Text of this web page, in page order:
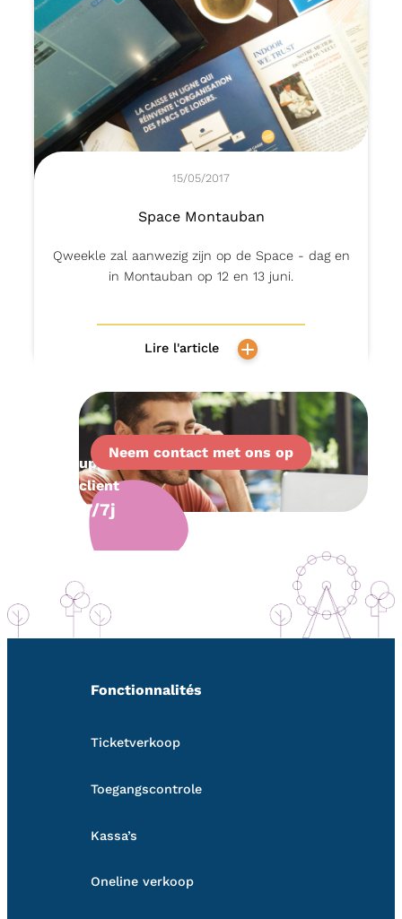
15/05/2017
Space Montauban
Qweekle zal aanwezig zijn op de Space - dag en
in Montauban op 12 en 13 juni.
Lire l'article
Neem contact met ons op
Support
client
7/7j
Fonctionnalités
Ticketverkoop
Toegangscontrole
Kassa’s
Oneline verkoop